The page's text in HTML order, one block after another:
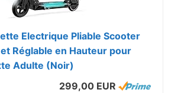
Electrique Pliable Scooter
Réglable en Hauteur pour
Adulte (Noir)
299,00 EUR